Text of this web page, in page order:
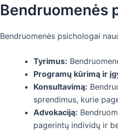
Bendruomenės
Bendruomenės psichologai
Tyrimus:
Programų kūrimą ir
Konsultavimą:
sprendimus, kurie
Advokaciją:
pagerintų individų ir